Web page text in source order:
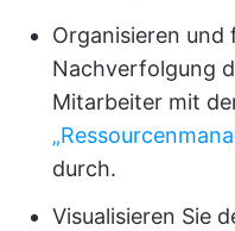
Organisieren und
Nachverfolgung
Mitarbeiter mit
durch.
Visualisieren Sie